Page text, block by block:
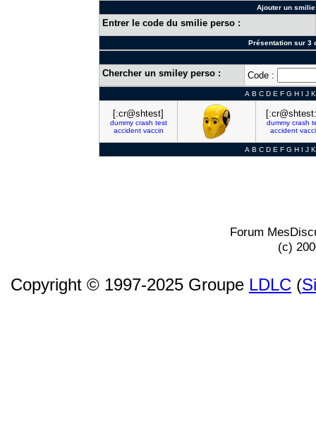
Ajouter un
Entrer le code du smilie perso :
Présentation sur 3
Chercher un smiley perso : Code :
A B C D E F G H I J K
[:cr@shtest]
dummy crash test
accident vaccin
dummy crash
accident
A B C D E F G H I J K
Forum
(c)
Copyright © 1997-2025 Groupe LDLC (